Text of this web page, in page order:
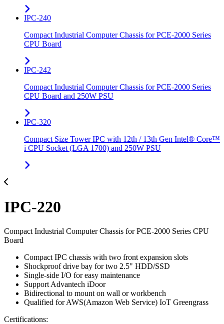
IPC-240
Compact Industrial Computer Chassis for PCE-2000 Series
CPU Board
IPC-242
Compact Industrial Computer Chassis for PCE-2000 Series
CPU Board and 250W PSU
IPC-320
Compact Size Tower IPC with 12th / 13th Gen Intel® Core™
i CPU Socket (LGA 1700) and 250W PSU
IPC-220
Compact Industrial Computer Chassis for PCE-2000 Series CPU
Board
Compact IPC chassis with two front expansion slots
Shockproof drive bay for two 2.5" HDD/SSD
Single-side I/O for easy maintenance
Support Advantech iDoor
Bidirectional to mount on wall or workbench
Qualified for AWS(Amazon Web Service) IoT Greengrass
Certifications: